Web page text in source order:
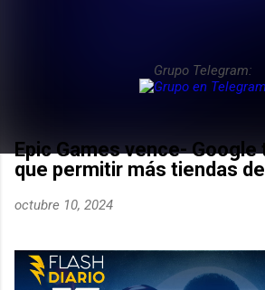
Grupo Telegram:
Epic Games vence- Google
que permitir más tiendas
octubre 10, 2024